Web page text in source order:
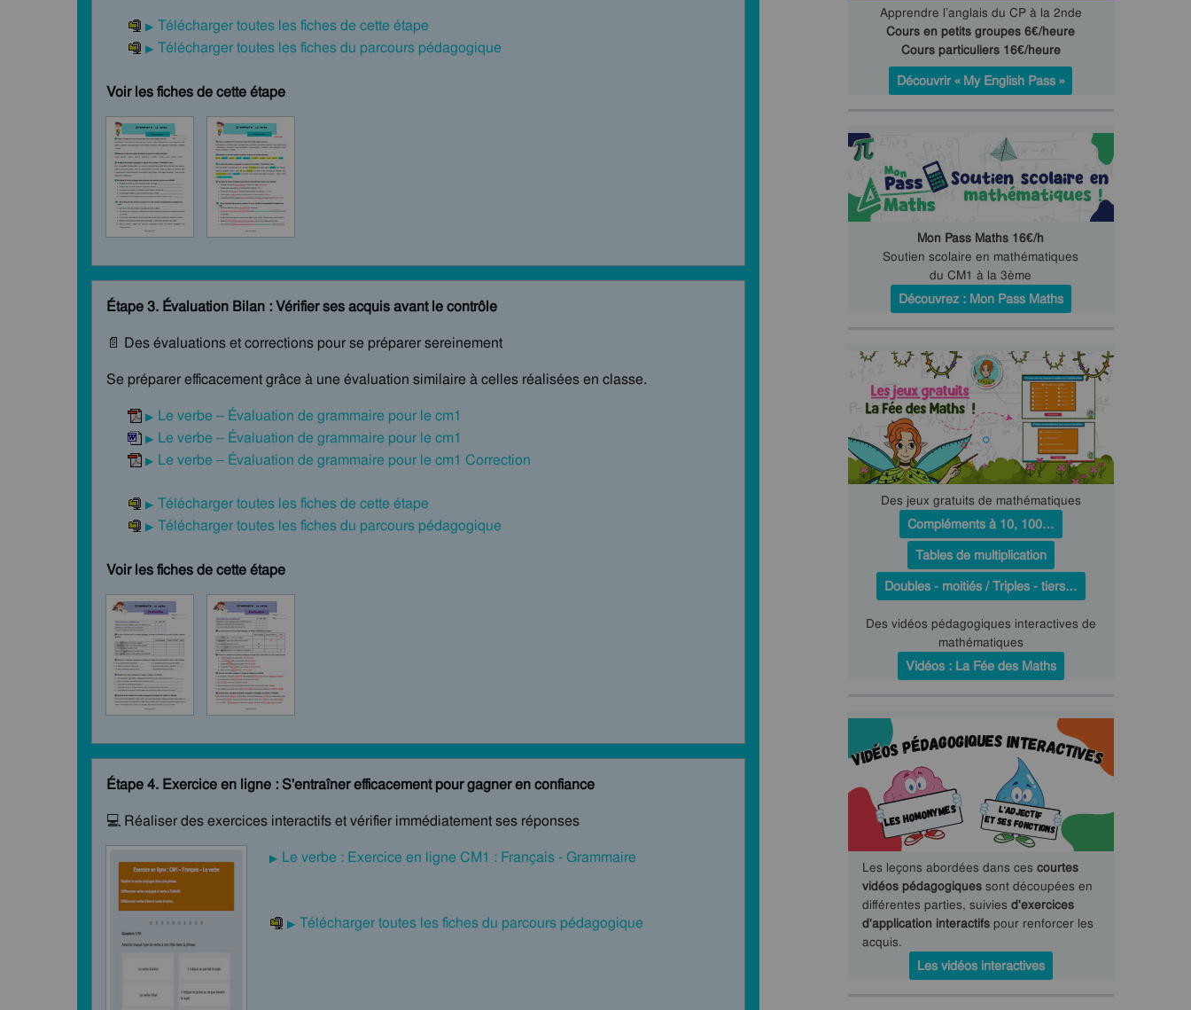
Télécharger toutes les fiches de cette étape
Télécharger toutes les fiches du parcours pédagogique
Voir les fiches de cette étape
Étape 3. Évaluation Bilan : Vérifier ses acquis avant le contrôle
📄 Des évaluations et corrections pour se préparer sereinement
Se préparer efficacement grâce à une évaluation similaire à celles réalisées en classe.
Le verbe – Évaluation de grammaire pour le cm1
Le verbe – Évaluation de grammaire pour le cm1
Le verbe – Évaluation de grammaire pour le cm1 Correction
Télécharger toutes les fiches de cette étape
Télécharger toutes les fiches du parcours pédagogique
Voir les fiches de cette étape
Étape 4. Exercice en ligne : S'entraîner efficacement pour gagner en confiance
💻 Réaliser des exercices interactifs et vérifier immédiatement ses réponses
Le verbe : Exercice en ligne CM1 : Français - Grammaire
Télécharger toutes les fiches du parcours pédagogique
Apprendre l’anglais du CP à la 2nde
Cours en petits groupes 6€/heure
Cours particuliers 16€/heure
Découvrir « My English Pass »
Mon Pass Maths 16€/h
Soutien scolaire en mathématiques
du CM1 à la 3ème
Découvrez : Mon Pass Maths
Des jeux gratuits de mathématiques
Compléments à 10, 100…
Tables de multiplication
Doubles - moitiés / Triples - tiers…
Des vidéos pédagogiques interactives de
mathématiques
Vidéos : La Fée des Maths
Les leçons abordées dans ces courtes
vidéos pédagogiquessont découpées en
différentes parties, suivies d'exercices
d'application interactifspour renforcer les
acquis.
Les vidéos interactives